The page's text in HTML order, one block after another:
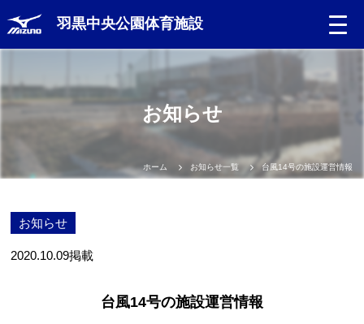
羽黒中央公園体育施設
お知らせ
ホーム お知らせ一覧 台風14号の施設運営情報
お知らせ
2020.10.09掲載
台風14号の施設運営情報